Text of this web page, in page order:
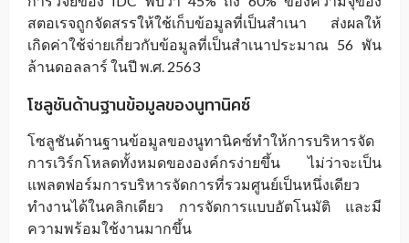
สตอเรจถูกจัดสรรให้ใช้เก็บข้อมูลที่เป็นสำเนา ส่งผลให้
เกิดค่าใช้จ่ายเกี่ยวกับข้อมูลที่เป็นสำเนาประมาณ 56 พัน
ล้านดอลลาร์ ในปี พ.ศ. 2563
โซลูชันด้านฐานข้อมูลของนูทานิคซ์
โซลูชันด้านฐานข้อมูลของนูทานิคซ์ทำให้การบริหารจัด
การเวิร์กโหลดทั้งหมดขององค์กรง่ายขึ้น ไม่ว่าจะเป็น
แพลตฟอร์มการบริหารจัดการที่รวมศูนย์เป็นหนึ่งเดียว
ทำงานได้ในคลิกเดียว การจัดการแบบอัตโนมัติ และมี
ความพร้อมใช้งานมากขึ้น